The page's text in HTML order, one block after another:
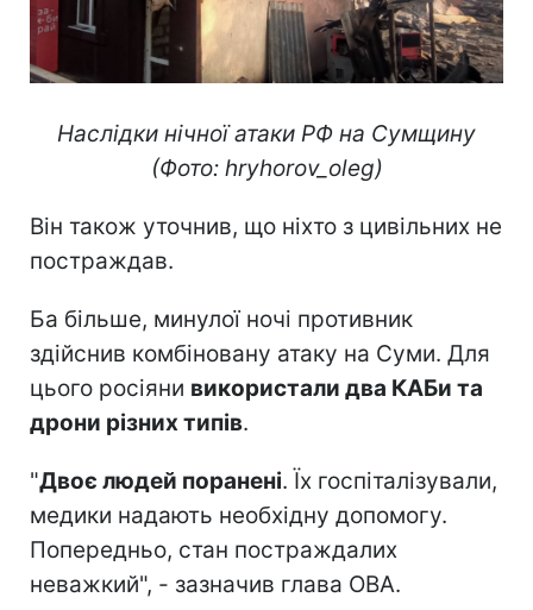
Наслідки нічної атаки РФ на Сумщину
(Фото: hryhorov_oleg)
Він також уточнив, що ніхто з цивільних не
постраждав.
Ба більше, минулої ночі противник
здійснив комбіновану атаку на Суми. Для
цього росіяни використали два КАБи та
дрони різних типів.
"Двоє людей поранені. Їх госпіталізували,
медики надають необхідну допомогу.
Попередньо, стан постраждалих
неважкий", - зазначив глава ОВА.